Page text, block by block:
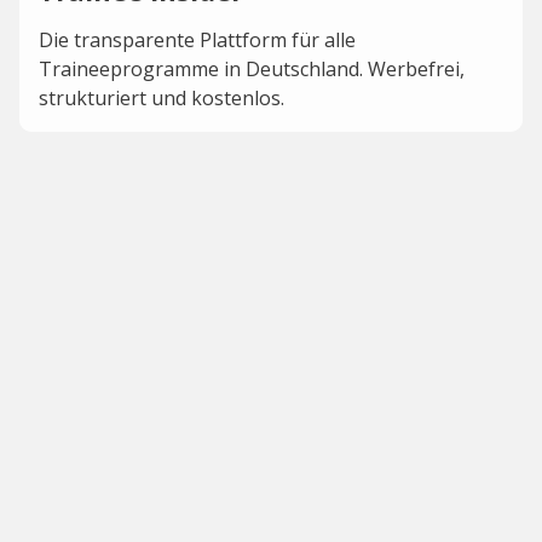
Die transparente Plattform für alle
Traineeprogramme in Deutschland. Werbefrei,
strukturiert und kostenlos.